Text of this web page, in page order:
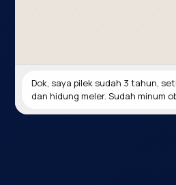
Dok, saya pilek sudah 3 tahun,
dan hidung meler. Sudah minum